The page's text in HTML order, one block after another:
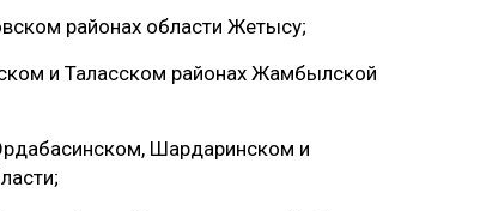
районах области Жетысу;
и Таласском районах Жамбылской
Шардаринском и